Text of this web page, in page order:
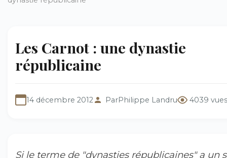
Les Carnot : une dynastie
républicaine
14 décembre 2012 ParPhilippe Landru 4039 vues
Si le terme de "dynasties républicaines" a un